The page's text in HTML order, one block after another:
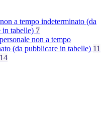
a tempo indeterminato (da
in tabelle) 7
non a tempo
(da pubblicare in tabelle) 11
14